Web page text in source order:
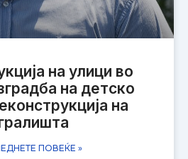
на улици во
на детско
на
ПОВЕЌЕ »